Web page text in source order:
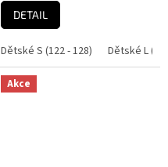
DETAIL
Dětské S (122 - 128) Dětské L
Akce